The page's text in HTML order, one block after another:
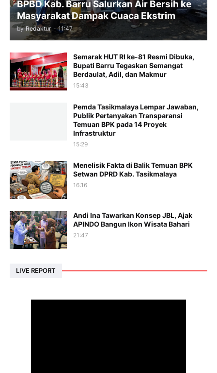
BPBD Kab. Barru Salurkan Air Bersih ke
Masyarakat Dampak Cuaca Ekstrim
by Redaktur - 11:47
Semarak HUT RI ke-81 Resmi Dibuka,
Bupati Barru Tegaskan Semangat
Berdaulat, Adil, dan Makmur
15:43
Pemda Tasikmalaya Lempar Jawaban,
Publik Pertanyakan Transparansi
Temuan BPK pada 14 Proyek
Infrastruktur
15:29
Menelisik Fakta di Balik Temuan BPK
Setwan DPRD Kab. Tasikmalaya
16:16
Andi Ina Tawarkan Konsep JBL, Ajak
APINDO Bangun Ikon Wisata Bahari
21:47
LIVE REPORT